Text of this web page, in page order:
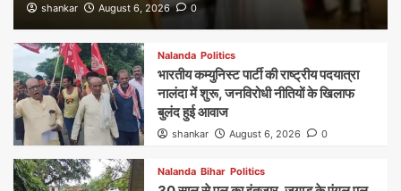
shankar August 6, 2026 0
Nalanda Politics
भारतीय कम्युनिस्ट पार्टी की राष्ट्रीय पदयात्रा
नालंदा में शुरू, जनविरोधी नीतियों के खिलाफ
बुलंद हुई आवाज
shankar August 6, 2026 0
Nalanda Bihar Politics